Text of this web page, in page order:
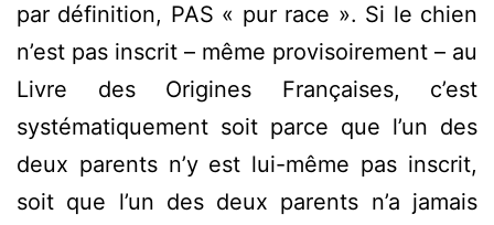
par définition, PAS « pur race ». Si le chien
n’est pas inscrit – même provisoirement – au
Livre des Origines Françaises, c’est
systématiquement soit parce que l’un des
deux parents n’y est lui-même pas inscrit,
soit que l’un des deux parents n’a jamais